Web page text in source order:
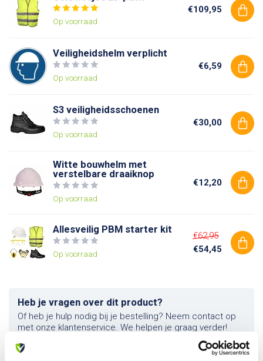
Op voorraad
€109,95
Veiligheidshelm verplicht
Op voorraad
€6,59
S3 veiligheidsschoenen
Op voorraad
€30,00
Witte bouwhelm met
verstelbare draaiknop
Op voorraad
€12,20
Allesveilig PBM starter kit
Op voorraad
€62,95
€54,45
Heb je vragen over dit product?
Of heb je hulp nodig bij je bestelling? Neem contact op
met onze klantenservice. We helpen je graag verder!